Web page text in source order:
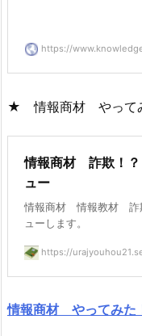
https://
★ 情報商材 やって
情報商材 詐欺！
ュー
情報商材 情報教材 詐
ューします。
https://
情報商材 やってみた